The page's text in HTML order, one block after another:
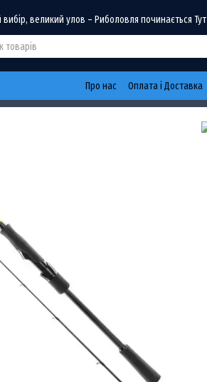
великий улов – Риболовля починається Тут
Про нас Оплата і Доставка